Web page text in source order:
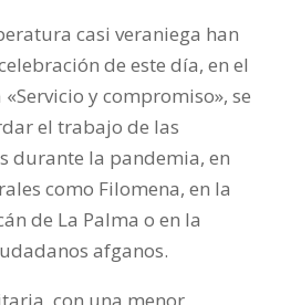
casi veraniega han
de este día, en el
y compromiso», se
el trabajo de las
durante la pandemia, en
como Filomena, en la
de La Palma o en la
afganos.